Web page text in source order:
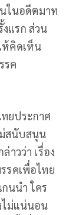
ในอดีตมาท
แรก ส่วน
ห้คิดเห็น
รค
ยประกาศ
สนับสนุน
าวว่า เรื่อง
รคเพื่อไทย
นนำ ใคร
ไม่แน่นอน